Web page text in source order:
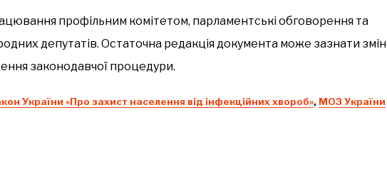
профільним комітетом, парламентські обговорення та
депутатів. Остаточна редакція документа може зазнати змін
законодавчої процедури.
України «Про захист населення від інфекційних хвороб», МОЗ України